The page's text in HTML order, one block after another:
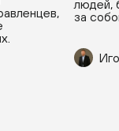
людей,
за